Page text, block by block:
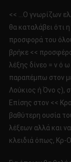
<< …Ο γνωρίζων
θα καταλάβει ότι
προσφορά του
βρήκε <<
λέξης δίνεο = ν ό
παραπέμπω στον
Λούκιος ή Όνο ς),
Επίσης στον <<
βαθύτερη ουσία
λέξεων αλλά και
κλειδιά όπως, Κρ-